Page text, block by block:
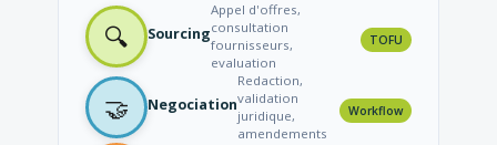
🔍 Sourcing
Appel d'offres,
consultation
fournisseurs,
evaluation
TOFU
🤝 Negociation
Redaction,
validation
juridique,
amendements
Workflow